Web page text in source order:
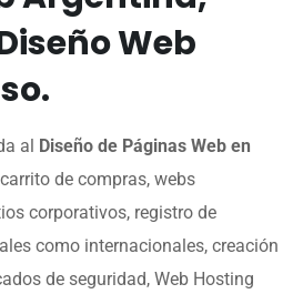
Web
al
Diseño de Páginas Web en
de compras, webs
corporativos, registro de
como internacionales, creación
de seguridad, Web Hosting